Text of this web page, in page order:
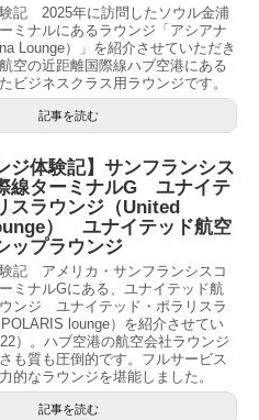
記 2025年に訪問したソウル金浦
ミナルにあるラウンジ「アシアナ
Lounge）」を紹介させていただき
空の近距離国際線ハブ空港にある
ビジネスクラス用ラウンジです。
記事を読む
ジ体験記】サンフランシス
線ターミナルG ユナイテ
スラウンジ（United
） ユナイテッド航空
ップラウンジ
記 アメリカ・サンフランシスコ
ミナルGにある、ユナイテッド航
ンジ ユナイテッド・ポラリスラ
lounge）を紹介させてい
）。ハブ空港の航空会社ラウンジ
も質も圧倒的です。フルサービス
的なラウンジを堪能しました。
記事を読む